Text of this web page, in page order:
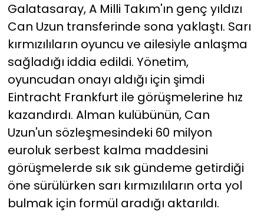
Galatasaray, A Milli Takım'ın genç yıldızı
Can Uzun transferinde sona yaklaştı. Sarı
kırmızılıların oyuncu ve ailesiyle anlaşma
sağladığı iddia edildi. Yönetim,
oyuncudan onayı aldığı için şimdi
Eintracht Frankfurt ile görüşmelerine hız
kazandırdı. Alman kulübünün, Can
Uzun'un sözleşmesindeki 60 milyon
euroluk serbest kalma maddesini
görüşmelerde sık sık gündeme getirdiği
öne sürülürken sarı kırmızılıların orta yol
bulmak için formül aradığı aktarıldı.